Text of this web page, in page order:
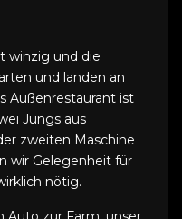
winzig und die
und landen an
Außenrestaurant ist
Jungs aus
zweiten Maschine
wir Gelegenheit für
nötig.